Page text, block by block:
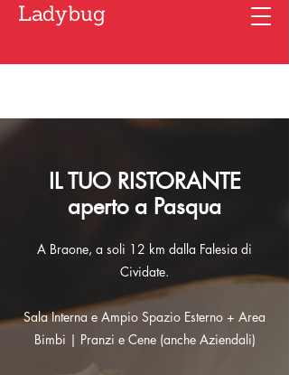
Ladybug
IL TUO RISTORANTE
aperto a Pasqua
A Braone, a soli 12 km dalla Falesia di
Cividate.
Sala Interna e Ampio Spazio Esterno + Area
Bimbi | Pranzi e Cene (anche Aziendali)